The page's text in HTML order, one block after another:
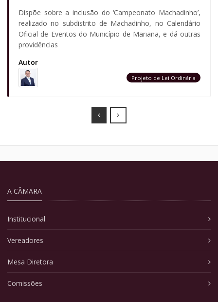
Dispõe sobre a inclusão do ‘Campeonato Machadinho’,
realizado no subdistrito de Machadinho, no Calendário
Oficial de Eventos do Município de Mariana, e dá outras
providências
Autor
Projeto de Lei Ordinária
Prev Next
A CÂMARA
Institucional
Vereadores
Mesa Diretora
Comissões